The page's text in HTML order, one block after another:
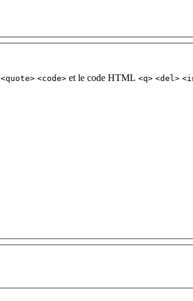
<quote> <code> et le code HTML <q> <del>